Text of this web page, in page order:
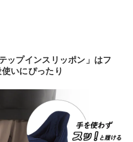
ップインスリッポン」はフ
いにぴったり